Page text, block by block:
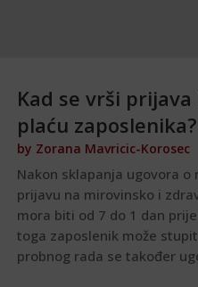
Kad se vrši
plaću zaposlenika?
by Zorana Mavricic-Korosec
Nakon sklapanja ugovora o
prijavu na mirovinsko i
mora biti od 7 do 1 dan
toga zaposlenik može
probnog rada se također